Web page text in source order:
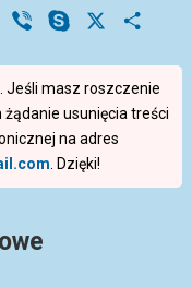
VK Viber Skype
Jeśli masz roszczenie
usunięcia treści
na adres
. Dzięki!